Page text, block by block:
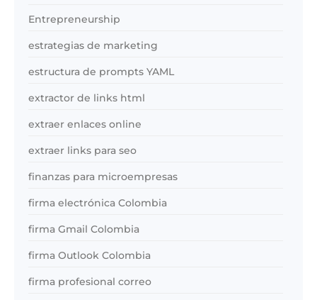
Entrepreneurship
estrategias de marketing
estructura de prompts YAML
extractor de links html
extraer enlaces online
extraer links para seo
finanzas para microempresas
firma electrónica Colombia
firma Gmail Colombia
firma Outlook Colombia
firma profesional correo